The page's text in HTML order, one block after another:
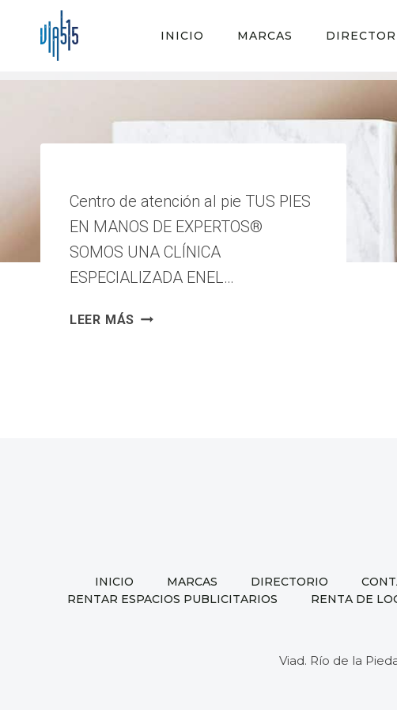
contenido
INICIO MARCAS
Centro de atención al pie TUS PIES
EN MANOS DE EXPERTOS®
SOMOS UNA CLÍNICA
ESPECIALIZADA ENEL…
LEER MÁS CENTRO
INICIO MARCAS DIRECTORIO
RENTAR ESPACIOS PUBLICITARIOS
RENTA DE
Viad. Río de la